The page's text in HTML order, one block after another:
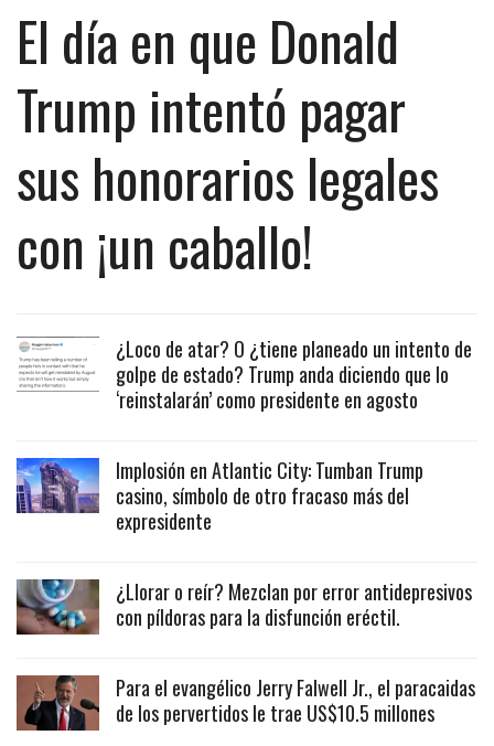
El día en que Donald
Trump intentó pagar
sus honorarios legales
con ¡un caballo!
¿Loco de atar? O ¿tiene planeado un intento de
golpe de estado? Trump anda diciendo que lo
‘reinstalarán’ como presidente en agosto
Implosión en Atlantic City: Tumban Trump
casino, símbolo de otro fracaso más del
expresidente
¿Llorar o reír? Mezclan por error antidepresivos
con píldoras para la disfunción eréctil.
Para el evangélico Jerry Falwell Jr., el paracaidas
de los pervertidos le trae US$10.5 millones